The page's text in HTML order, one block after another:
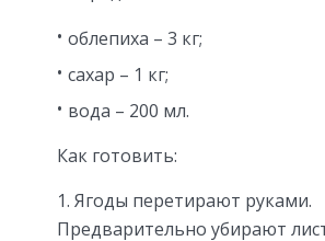
облепиха – 3 кг;
сахар – 1 кг;
вода – 200 мл.
Как готовить:
Ягоды перетирают руками.
Предварительно убирают